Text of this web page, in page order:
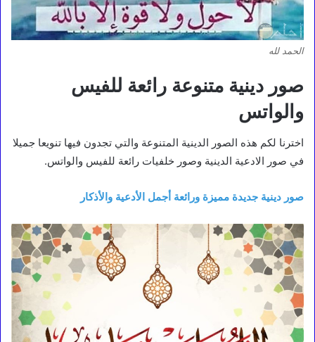
الحمد لله
صور دينية متنوعة رائعة للفيس
والواتس
اخترنا لكم هذه الصور الدينية المتنوعة والتي تجدون فيها تنويعا جميلا
في صور الادعية الدينية وصور خلفيات رائعة للفيس والواتس.
صور دينية جديدة مميزة ورائعة أجمل الأدعية والأذكار